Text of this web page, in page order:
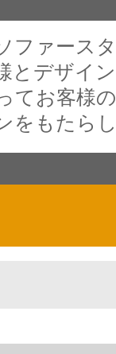
ファースタ
とデザイ
てお客様
をもたらし